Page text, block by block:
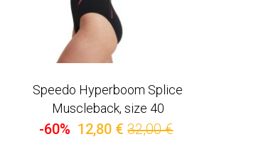
Speedo Hyperboom Splice
Muscleback, size 40
-60% 12,80 € 32,00 €